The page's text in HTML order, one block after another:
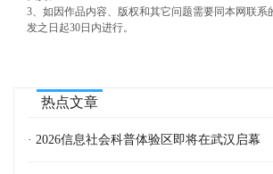
3、如因作品内容、版权和其它问题需要同本网联系
发之日起30日内进行。
热点文章
· 2026信息社会科普体验区即将在武汉启幕